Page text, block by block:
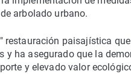
arbolado urbano.
restauración paisajística
y ha asegurado que la
y elevado valor